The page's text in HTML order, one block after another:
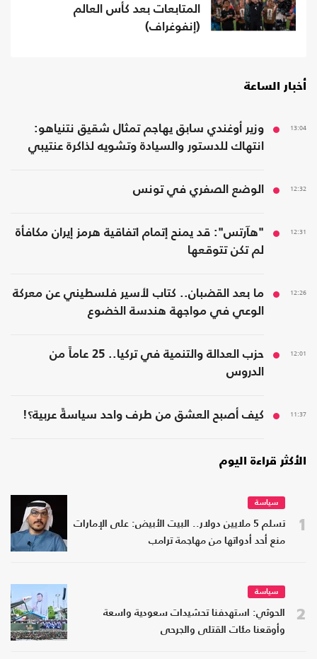
المتابعات بعد كأس العالم
(إنفوغراف)
أخبار الساعة
13:04
وزير أوغندي سابق يهاجم تمثال شقيق نتنياهو:
انتهاك للدستور والسيادة وتشويه لذاكرة عنتيبي
12:32 الوضع الصفري في تونس
12:31
"هآرتس": قد يمنح إتمام اتفاقية هرمز إيران مكافأة
لم تكن تتوقعها
12:26
ما بعد القضبان.. كتاب لأسير فلسطيني عن معركة
الوعي في مواجهة هندسة الخضوع
12:01
حزب العدالة والتنمية في تركيا.. 25 عاماً من
الدروس
11:37 كيف أصبح العشق من طرف واحد سياسةً عربية؟!
الأكثر قراءة اليوم
1
سياسة
تسلم 5 ملايين دولار.. البيت الأبيض: على الإمارات
منع أحد أدواتها من مهاجمة ترامب
2
سياسة
الحوثي: استهدفنا تحشيدات سعودية واسعة
وأوقعنا مئات القتلى والجرحى